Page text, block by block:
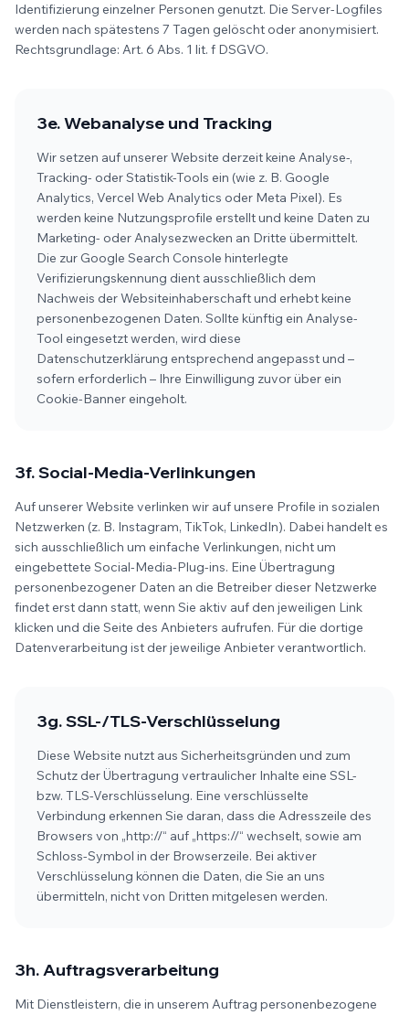
Identifizierung einzelner Personen genutzt. Die Server-Logfiles
werden nach spätestens 7 Tagen gelöscht oder anonymisiert.
Rechtsgrundlage: Art. 6 Abs. 1 lit. f DSGVO.
3e. Webanalyse und Tracking
Wir setzen auf unserer Website derzeit keine Analyse-,
Tracking- oder Statistik-Tools ein (wie z. B. Google
Analytics, Vercel Web Analytics oder Meta Pixel). Es
werden keine Nutzungsprofile erstellt und keine Daten zu
Marketing- oder Analysezwecken an Dritte übermittelt.
Die zur Google Search Console hinterlegte
Verifizierungskennung dient ausschließlich dem
Nachweis der Websiteinhaberschaft und erhebt keine
personenbezogenen Daten. Sollte künftig ein Analyse-
Tool eingesetzt werden, wird diese
Datenschutzerklärung entsprechend angepasst und –
sofern erforderlich – Ihre Einwilligung zuvor über ein
Cookie-Banner eingeholt.
3f. Social-Media-Verlinkungen
Auf unserer Website verlinken wir auf unsere Profile in sozialen
Netzwerken (z. B. Instagram, TikTok, LinkedIn). Dabei handelt es
sich ausschließlich um einfache Verlinkungen, nicht um
eingebettete Social-Media-Plug-ins. Eine Übertragung
personenbezogener Daten an die Betreiber dieser Netzwerke
findet erst dann statt, wenn Sie aktiv auf den jeweiligen Link
klicken und die Seite des Anbieters aufrufen. Für die dortige
Datenverarbeitung ist der jeweilige Anbieter verantwortlich.
3g. SSL-/TLS-Verschlüsselung
Diese Website nutzt aus Sicherheitsgründen und zum
Schutz der Übertragung vertraulicher Inhalte eine SSL-
bzw. TLS-Verschlüsselung. Eine verschlüsselte
Verbindung erkennen Sie daran, dass die Adresszeile des
Browsers von „http://“ auf „https://“ wechselt, sowie am
Schloss-Symbol in der Browserzeile. Bei aktiver
Verschlüsselung können die Daten, die Sie an uns
übermitteln, nicht von Dritten mitgelesen werden.
3h. Auftragsverarbeitung
Mit Dienstleistern, die in unserem Auftrag personenbezogene